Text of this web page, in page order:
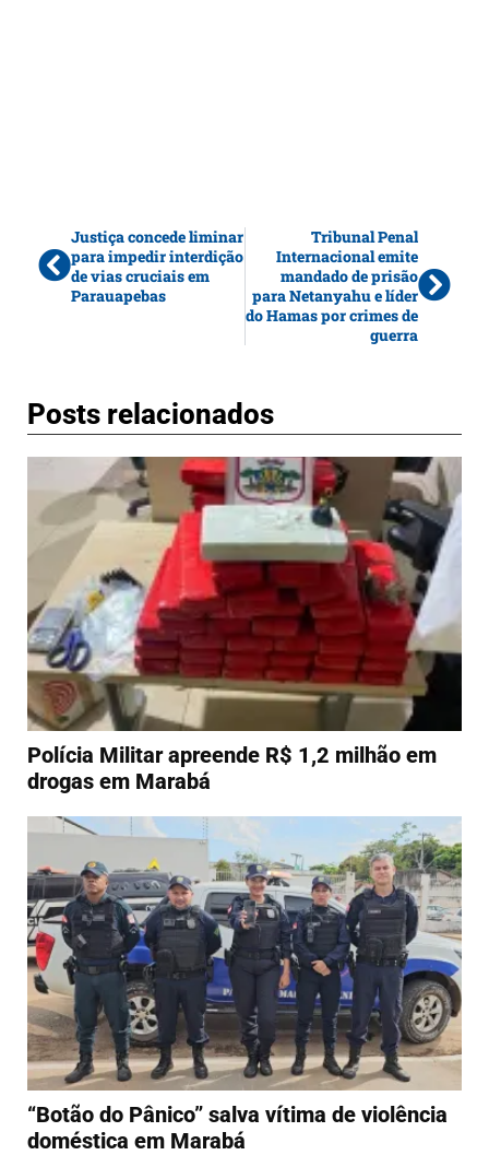
Justiça concede liminar
para impedir interdição
de vias cruciais em
Parauapebas
Tribunal Penal
Internacional emite
mandado de prisão
para Netanyahu e líder
do Hamas por crimes de
guerra
Posts relacionados
Polícia Militar apreende R$ 1,2 milhão em
drogas em Marabá
“Botão do Pânico” salva vítima de violência
doméstica em Marabá